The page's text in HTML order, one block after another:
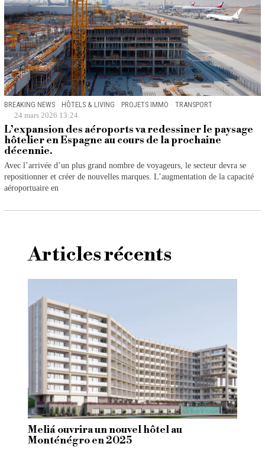
BREAKING NEWS · HÔTELS & LIVING · PROJETS IMMO · TRANSPORT
24 mars 2026 13:24
L’expansion des aéroports va redessiner le paysage
hôtelier en Espagne au cours de la prochaine
décennie.
Avec l’arrivée d’un plus grand nombre de voyageurs, le secteur devra se
repositionner et créer de nouvelles marques. L’augmentation de la capacité
aéroportuaire en
Articles récents
Meliá ouvrira un nouvel hôtel au
Monténégro en 2025